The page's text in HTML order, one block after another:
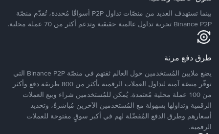
بينما تستهدف العديد من منصّات تداول P2P أسواقًا مُحددة، تُقدّم منصّة
Binance P2P تجربة تداول عالمية حقيقية وتدعم أكثر من 70 عملة محلية.
طرق دفع مرنة
يضع ملايين المُستخدمين حول العالم ثقتهم في منصّة Binance P2P التي
توفّر منصّة آمنة لتداول العملات الرقمية بأكثر من 800 طريقة دفع وأكثر
من 100 عملة محلية مُعتمدة. يُمكن للمُستخدمين شراء وبيع العملات
الرقمية وتداولها بسهولة مع المُستخدمين الآخرين مُباشرةً، وتحديد
أسعارهم وطرق الدفع المُفضّلة لهم في أكبر سوقٍ مفتوحة للعملات
الرقمية.